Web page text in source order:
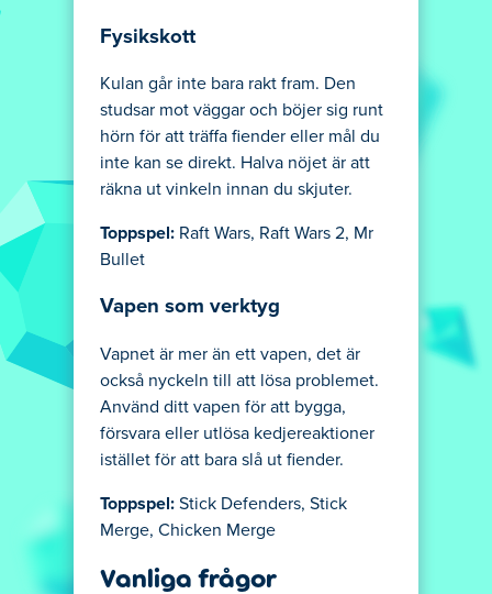
Fysikskott
Kulan går inte bara rakt fram. Den
studsar mot väggar och böjer sig runt
hörn för att träffa fiender eller mål du
inte kan se direkt. Halva nöjet är att
räkna ut vinkeln innan du skjuter.
Toppspel: Raft Wars, Raft Wars 2, Mr
Bullet
Vapen som verktyg
Vapnet är mer än ett vapen, det är
också nyckeln till att lösa problemet.
Använd ditt vapen för att bygga,
försvara eller utlösa kedjereaktioner
istället för att bara slå ut fiender.
Toppspel: Stick Defenders, Stick
Merge, Chicken Merge
Vanliga frågor